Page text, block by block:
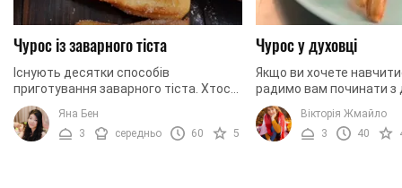
Чурос із заварного тіста
Існують десятки способів
приготування заварного тіста. Хтось
готує його з великою кількістю
вершкового масла, а хтось практично
не додає масло або ...
Яна Бен
3
середньо 60 5
Чурос у духовці
Якщо ви хочете
радимо вам починати з
простих рецептів.
пропонуємо вашій
іспанських чурос. Це ...
Вікторія Жмайло
3
40